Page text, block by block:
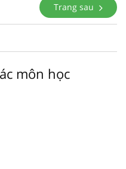
Trang sau
môn học